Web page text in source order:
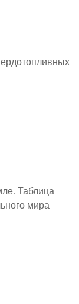
Таблица
мира